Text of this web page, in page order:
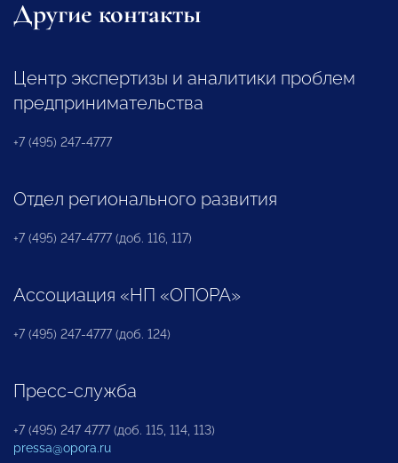
Другие контакты
Центр экспертизы и аналитики проблем
предпринимательства
+7 (495) 247-4777
Отдел регионального развития
+7 (495) 247-4777 (доб. 116, 117)
Ассоциация «НП «ОПОРА»
+7 (495) 247-4777 (доб. 124)
Пресс-служба
+7 (495) 247 4777 (доб. 115, 114, 113)
pressa@opora.ru